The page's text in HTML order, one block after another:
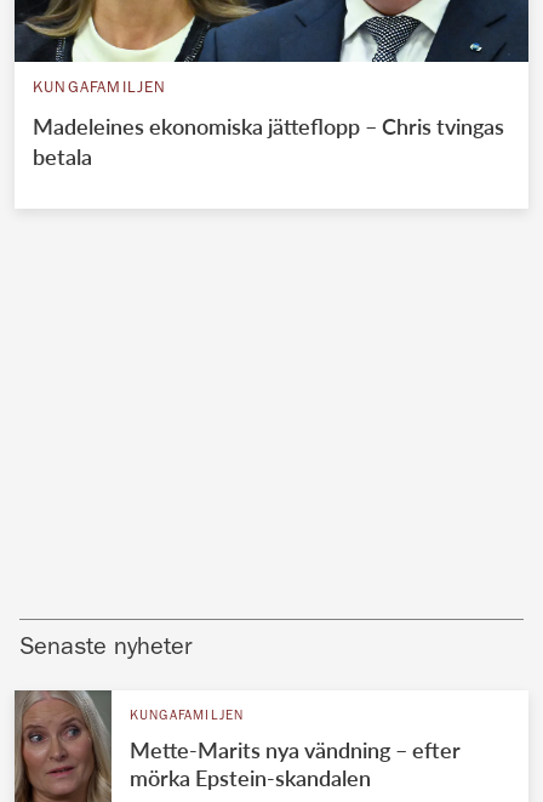
KUNGAFAMILJEN
Madeleines ekonomiska jätteflopp – Chris tvingas
betala
Senaste nyheter
KUNGAFAMILJEN
Mette-Marits nya vändning – efter
mörka Epstein-skandalen